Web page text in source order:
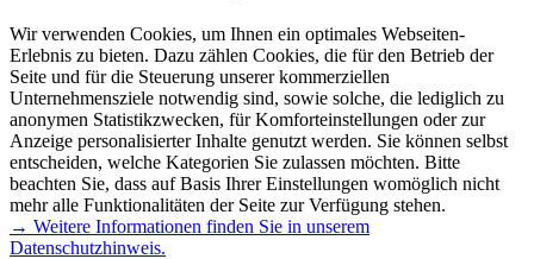
Wir verwenden Cookies, um Ihnen ein optimales Webseiten-
Erlebnis zu bieten. Dazu zählen Cookies, die für den Betrieb der
Seite und für die Steuerung unserer kommerziellen
Unternehmensziele notwendig sind, sowie solche, die lediglich zu
anonymen Statistikzwecken, für Komforteinstellungen oder zur
Anzeige personalisierter Inhalte genutzt werden. Sie können selbst
entscheiden, welche Kategorien Sie zulassen möchten. Bitte
beachten Sie, dass auf Basis Ihrer Einstellungen womöglich nicht
mehr alle Funktionalitäten der Seite zur Verfügung stehen.
→ Weitere Informationen finden Sie in unserem
Datenschutzhinweis.